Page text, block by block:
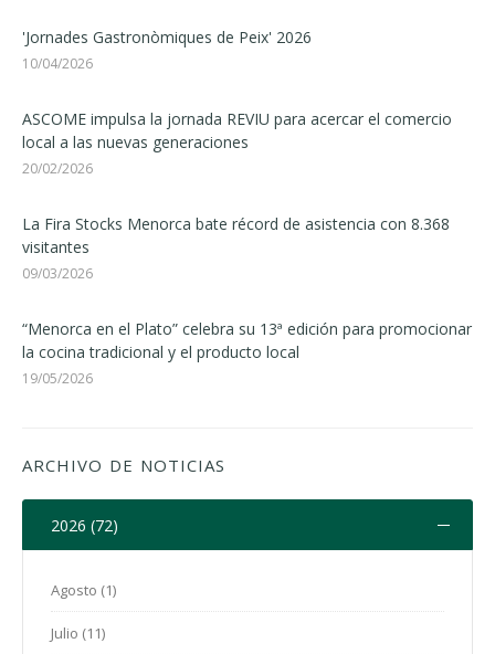
'Jornades Gastronòmiques de Peix' 2026
10/04/2026
ASCOME impulsa la jornada REVIU para acercar el comercio
local a las nuevas generaciones
20/02/2026
La Fira Stocks Menorca bate récord de asistencia con 8.368
visitantes
09/03/2026
“Menorca en el Plato” celebra su 13ª edición para promocionar
la cocina tradicional y el producto local
19/05/2026
ARCHIVO DE NOTICIAS
2026 (72)
Agosto (1)
Julio (11)